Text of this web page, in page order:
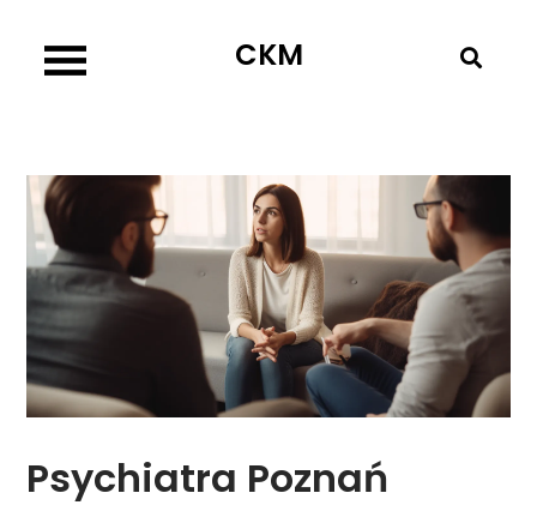
content
CKM
Psychiatra Poznań